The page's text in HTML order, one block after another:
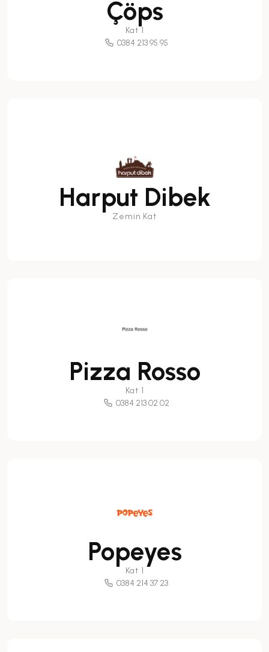
Çöps
Kat 1
0384 213 95 95
Harput Dibek
Zemin Kat
Pizza Rosso
Kat 1
0384 213 02 02
Popeyes
Kat 1
0384 214 37 23